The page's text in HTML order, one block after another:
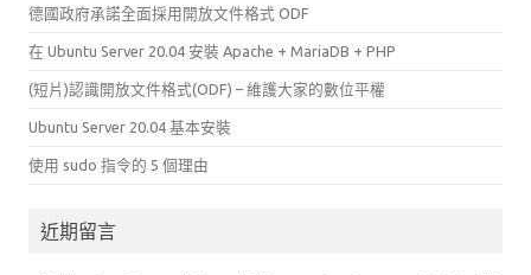
德國政府承諾全面採用開放文件格式 ODF
在 Ubuntu Server 20.04 安裝 Apache + MariaDB + PHP
(短片)認識開放文件格式(ODF) – 維護大家的數位平權
Ubuntu Server 20.04 基本安裝
使用 sudo 指令的 5 個理由
近期留言